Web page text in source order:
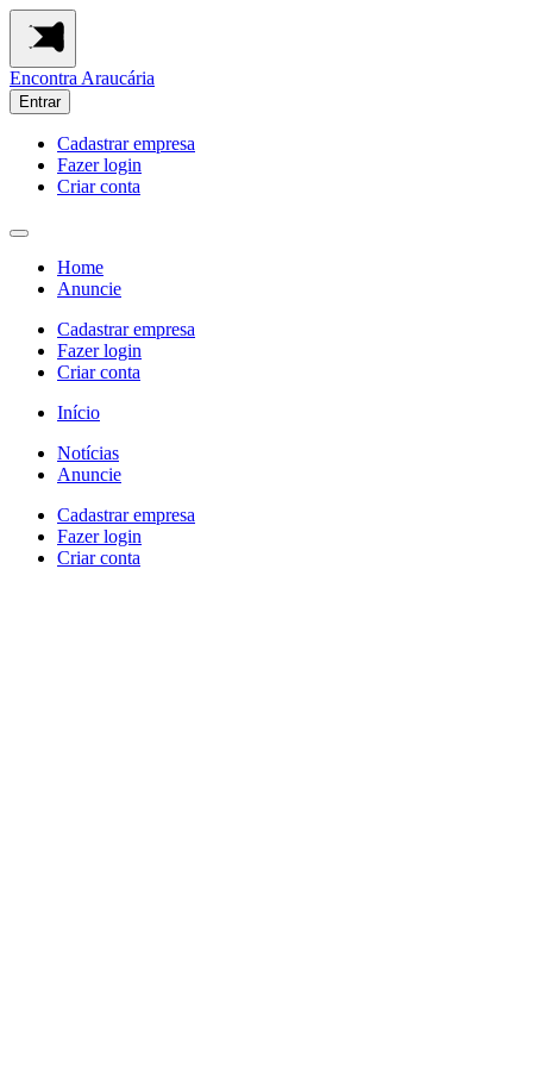
Encontra Araucária
Entrar
Cadastrar empresa
Fazer login
Criar conta
Home
Anuncie
Cadastrar empresa
Fazer login
Criar conta
Início
Notícias
Anuncie
Cadastrar empresa
Fazer login
Criar conta